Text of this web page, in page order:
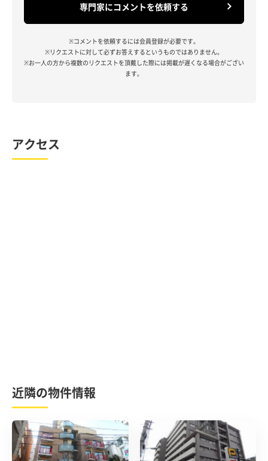
専門家にコメントを依頼する
※コメントを依頼するには会員登録が必要です。
※リクエストに対して必ずお答えするというものではありません。
※お一人の方から複数のリクエストを頂戴した際には掲載が遅くなる場合がござい
ます。
アクセス
近隣の物件情報